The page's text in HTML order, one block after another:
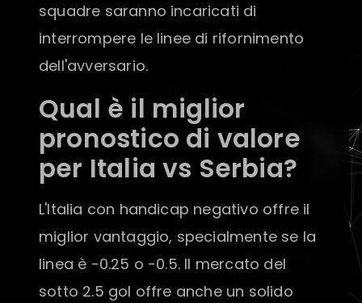
squadre saranno incaricati di
interrompere le linee di rifornimento
dell'avversario.
Qual è il miglior
pronostico di valore
per Italia vs Serbia?
L'Italia con handicap negativo offre il
miglior vantaggio, specialmente se la
linea è -0.25 o -0.5. Il mercato del
sotto 2.5 gol offre anche un solido